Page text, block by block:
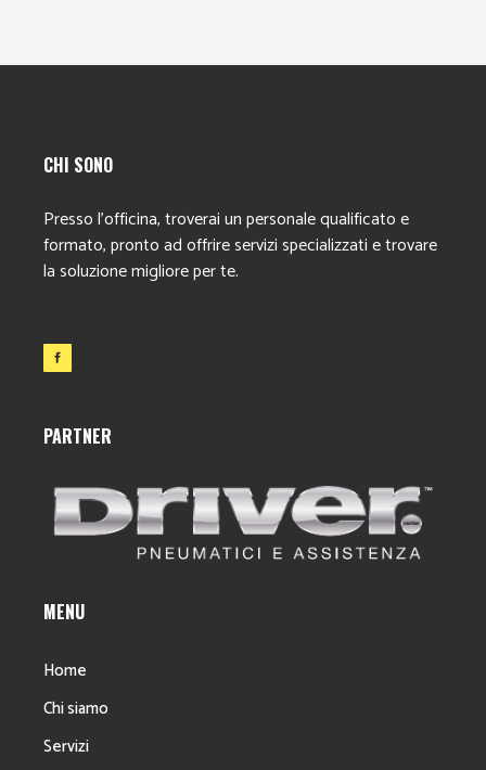
CHI SONO
Presso l’officina, troverai un personale qualificato e
formato, pronto ad offrire servizi specializzati e trovare
la soluzione migliore per te.
PARTNER
MENU
Home
Chi siamo
Servizi